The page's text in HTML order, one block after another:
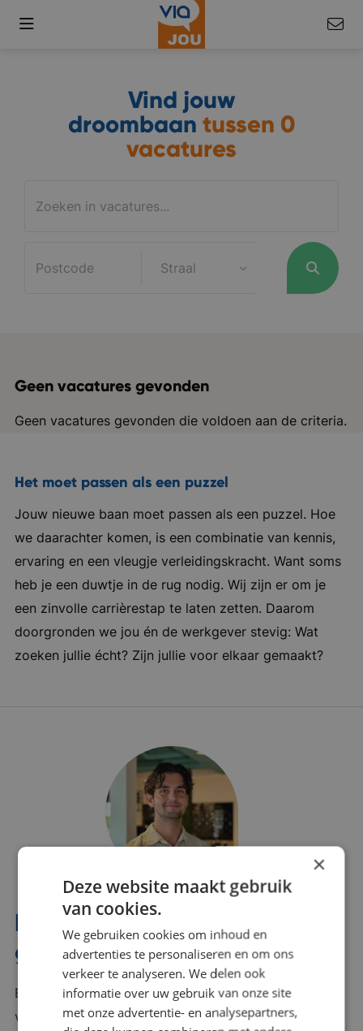
Vind jouw
droombaan tussen 0
vacatures
Geen vacatures gevonden
Geen vacatures gevonden die voldoen aan de criteria.
Het moet passen als een puzzel
Jouw nieuwe baan moet passen als een puzzel. Hoe
we daarachter komen, is een combinatie van kennis,
ervaring en een vleugje verleidingskracht. Want soms
heb je een duwtje in de rug nodig. Wij zijn er om je
een zinvolle carrièrestap te laten zetten. Daarom
doorgronden we jou én de werkgever stevig: Wat
zoeken jullie écht? Zijn jullie voor elkaar gemaakt?
Interesse? Benno helpt je
graag verder!
Bel of mail Benno met al jouw vragen. Benno staat
voor je klaar en helpt je graag!
×
Deze website maakt gebruik
van cookies.
We gebruiken cookies om inhoud en
advertenties te personaliseren en om ons
verkeer te analyseren. We delen ook
informatie over uw gebruik van onze site
met onze advertentie- en analysepartners,